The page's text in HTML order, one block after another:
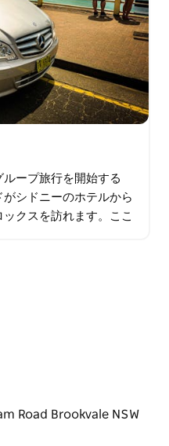
ープ旅行を開始する
シドニーのホテルから
クスを訪れます。ここ
Road Brookvale NSW